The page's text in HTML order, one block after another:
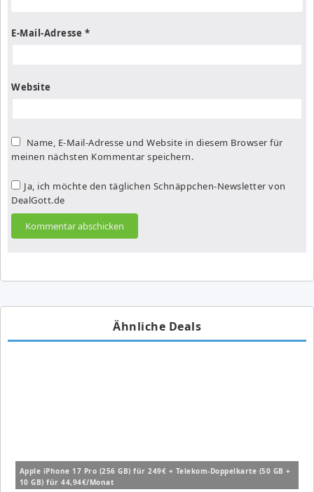
E-Mail-Adresse *
Website
Name, E-Mail-Adresse und Website in diesem Browser für
meinen nächsten Kommentar speichern.
Ja, ich möchte den täglichen Schnäppchen-Newsletter von
DealGott.de
Ähnliche Deals
Apple iPhone 17 Pro (256 GB) für 249€ + Telekom-Doppelkarte (50 GB +
10 GB) für 44,94€/Monat